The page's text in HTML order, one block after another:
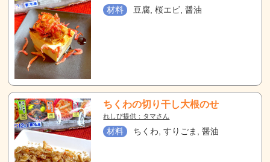
材料 豆腐, 桜エビ, 醤油
ちくわの切り干し大根のせ
れしぴ提供：タマさん
材料 ちくわ, すりごま, 醤油